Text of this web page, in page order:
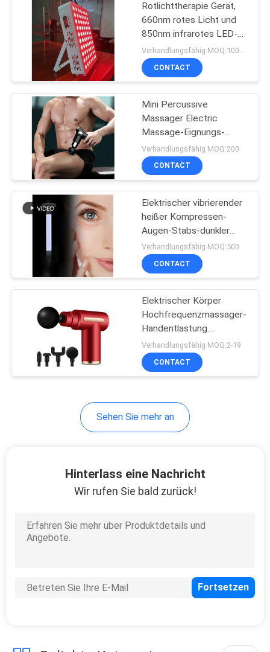
Gerät ultra
abnehmen
20
Hals- und
Gesichtsmassager
Hoher Gesichtsstab
Fequrency
Elektrischer
Entferner
Rotlichttherapie Gerät,
660nm rotes Licht und
850nm infrarotes LED-
Lichttherapie, mit Timer
und Fernbedienung
CONTACT
Mini Percussive
Massager Electric
Massage-Eignungs-
Binden-Gewehr-
schwanzloser Motor
Verhandlungsfähig MOQ:200
CONTACT
Elektrischer vibrierender
heißer Kompressen-
Augen-Stabs-dunkler
Kreis-Entferner Augen-
Taschen beseitigen
Verhandlungsfähig MOQ:500
CONTACT
Elektrischer Körper
Hochfrequenzmassager-
Handentlastung
Soreness-Massage-
Gewehr
Verhandlungsfähig MOQ:2-19
CONTACT
Sehen Sie mehr an
Hinterlass eine Nachricht
Wir rufen Sie bald zurück!